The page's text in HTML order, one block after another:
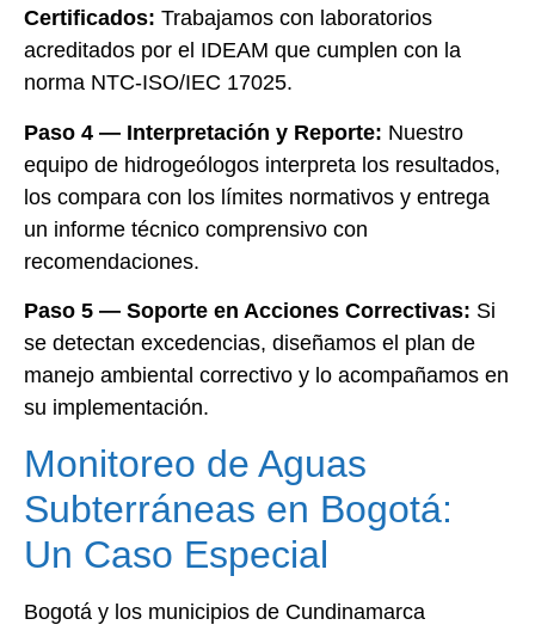
Certificados: Trabajamos con laboratorios
acreditados por el IDEAM que cumplen con la
norma NTC-ISO/IEC 17025.
Paso 4 — Interpretación y Reporte: Nuestro
equipo de hidrogeólogos interpreta los resultados,
los compara con los límites normativos y entrega
un informe técnico comprensivo con
recomendaciones.
Paso 5 — Soporte en Acciones Correctivas: Si
se detectan excedencias, diseñamos el plan de
manejo ambiental correctivo y lo acompañamos en
su implementación.
Monitoreo de Aguas
Subterráneas en Bogotá:
Un Caso Especial
Bogotá y los municipios de Cundinamarca